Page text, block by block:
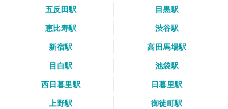
五反田駅
目黒駅
恵比寿駅
渋谷駅
新宿駅
高田馬場駅
目白駅
池袋駅
西日暮里駅
日暮里駅
上野駅
御徒町駅